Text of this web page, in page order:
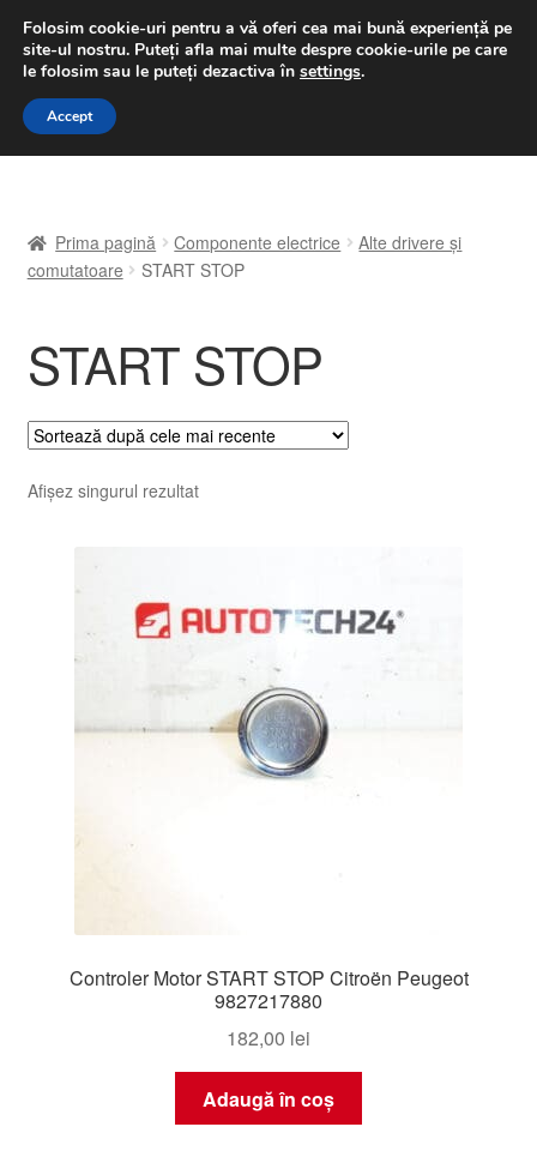
LIVRARE de la 33 lei
luni-vineri 9 a.m. - 4 p.m.031 229 6816
Sari
Sari
A lua legatura
Coș
Despre noi
Livrare în toată lumea
Prima pagină Componente electrice
Alte drivere și
comutatoare
START STOP
START STOP
Afișez singurul rezultat
Controler Motor START STOP Citroën Peugeot
9827217880
182,00 lei
Adaugă în coș
Folosim cookie-uri pentru a vă oferi cea mai bună experiență pe
site-ul nostru. Puteți afla mai multe despre cookie-urile pe care
le folosim sau le puteți dezactiva în settings.
Accept